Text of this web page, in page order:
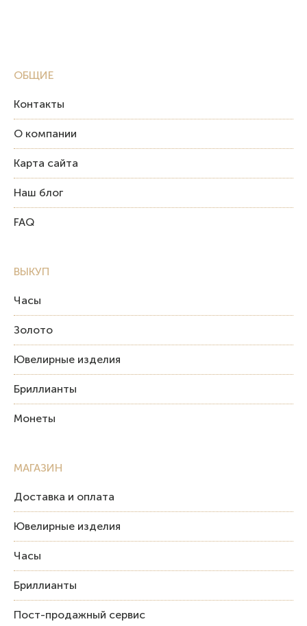
ОБЩИЕ
Контакты
О компании
Карта сайта
Наш блог
FAQ
ВЫКУП
Часы
Золото
Ювелирные изделия
Бриллианты
Монеты
МАГАЗИН
Доставка и оплата
Ювелирные изделия
Часы
Бриллианты
Пост-продажный сервис